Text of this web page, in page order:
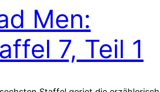
Men:
7, Teil 1